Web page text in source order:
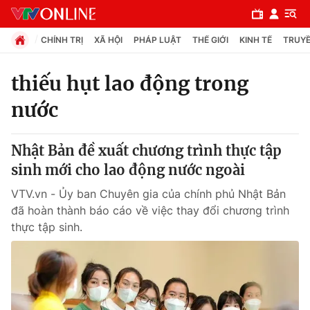
Chuyên mục
Chính trị
Xã hội
Pháp luật
Thế giới
CHÍNH TRỊ XÃ HỘI PHÁP LUẬT THẾ GIỚI KINH TẾ
thiếu hụt lao động trong
nước
Nhật Bản đề xuất chương trình thực tập
sinh mới cho lao động nước ngoài
VTV.vn - Ủy ban Chuyên gia của chính phủ Nhật Bản
đã hoàn thành báo cáo về việc thay đổi chương trình
thực tập sinh.